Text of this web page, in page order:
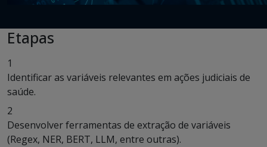
Etapas
1
Identificar as variáveis relevantes em ações judiciais de
saúde.
2
Desenvolver ferramentas de extração de variáveis
(Regex, NER, BERT, LLM, entre outras).